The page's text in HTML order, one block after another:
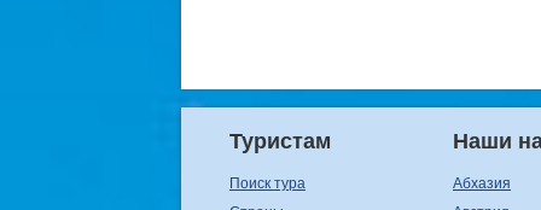
Туристам
Поиск тура
Наши
Абхазия